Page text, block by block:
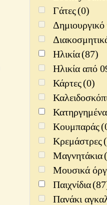
Γάτες(0)
Δημιουργικό
Ηλικία(87)
Ηλικία από
Κάρτες(0)
Κατηργημένα
Κουμπαράς
Κρεμάστρες
Μαγνητάκια
Μουσικά
Παιχνίδια
Πανάκι